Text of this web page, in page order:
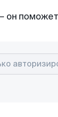
он